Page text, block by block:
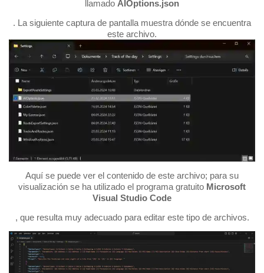
llamado AIOptions.json
. La siguiente captura de pantalla muestra dónde se encuentra
este archivo.
Aquí se puede ver el contenido de este archivo; para su
visualización se ha utilizado el programa gratuito Microsoft
Visual Studio Code
, que resulta muy adecuado para editar este tipo de archivos.